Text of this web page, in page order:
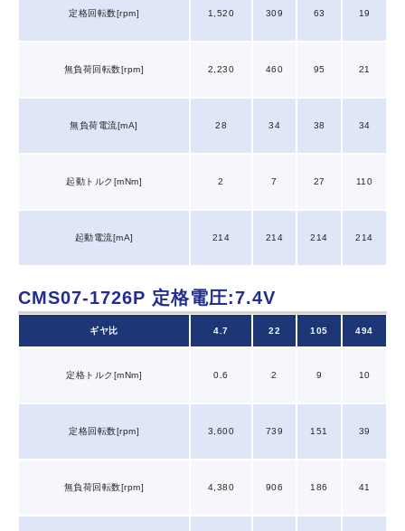
定格回転数[rpm] 1,520 309 63 19
無負荷回転数[rpm] 2,230 460 95 21
無負荷電流[mA] 28 34 38 34
起動トルク[mNm] 2 7 27 110
起動電流[mA] 214 214 214 214
CMS07-1726P 定格電圧:7.4V
ギヤ比 4.7 22 105 494
定格トルク[mNm] 0.6 2 9 10
定格回転数[rpm] 3,600 739 151 39
無負荷回転数[rpm] 4,380 906 186 41